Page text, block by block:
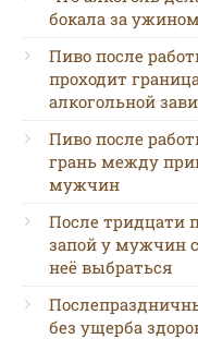
бокала за
Пиво после
проходит
алкогольной
Пиво после
грань между
мужчин
После тридцати
запой у мужчин
неё выбраться
без ущерба